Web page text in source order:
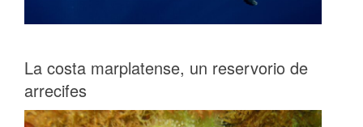
La costa marplatense, un reservorio de
arrecifes